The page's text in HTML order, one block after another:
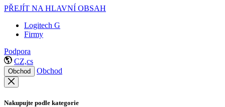
PŘEJÍT NA HLAVNÍ OBSAH
Logitech G
Firmy
Podpora
CZ,cs
Obchod Obchod
Nakupujte podle kategorie